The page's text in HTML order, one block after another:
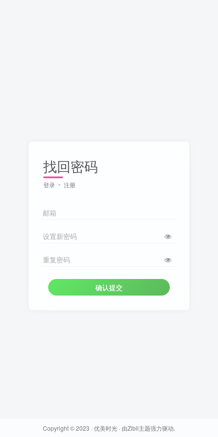
找回密码
登录 注册
邮箱
设置新密码
重复密码
确认提交
Copyright © 2023 · 优美时光 · 由Zibll主题强力驱动.